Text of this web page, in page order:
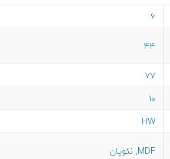
6
44
77
10
HW
MDF
, نئوپان